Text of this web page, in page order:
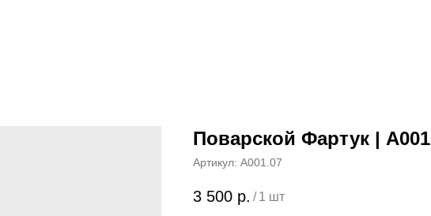
Поварской Фартук | A001
Артикул: A001.07
3 500 р. / 1 шт